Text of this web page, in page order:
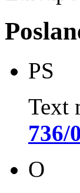
PS
Text
736/0
O